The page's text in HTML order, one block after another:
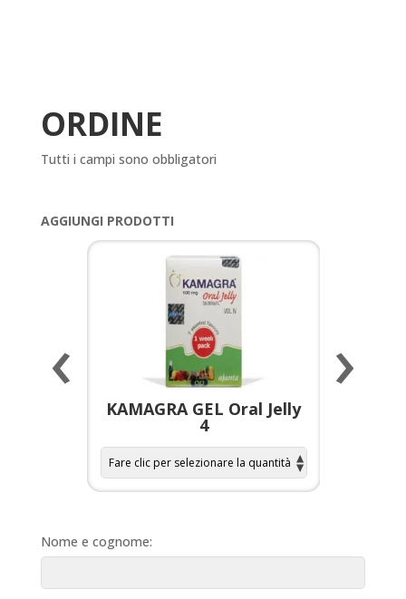
ORDINE
Tutti i campi sono obbligatori
AGGIUNGI PRODOTTI
KAMAGRA GEL Oral Jelly
4
‹ ›
Nome e cognome: